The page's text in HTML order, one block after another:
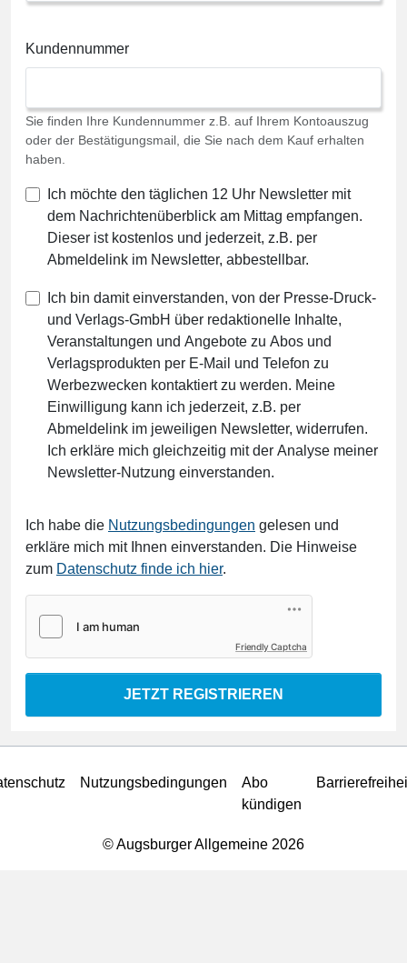
Kundennummer
Sie finden Ihre Kundennummer z.B. auf Ihrem Kontoauszug
oder der Bestätigungsmail, die Sie nach dem Kauf erhalten
haben.
Ich möchte den täglichen 12 Uhr Newsletter mit
dem Nachrichtenüberblick am Mittag empfangen.
Dieser ist kostenlos und jederzeit, z.B. per
Abmeldelink im Newsletter, abbestellbar.
Ich bin damit einverstanden, von der Presse-Druck-
und Verlags-GmbH über redaktionelle Inhalte,
Veranstaltungen und Angebote zu Abos und
Verlagsprodukten per E-Mail und Telefon zu
Werbezwecken kontaktiert zu werden. Meine
Einwilligung kann ich jederzeit, z.B. per
Abmeldelink im jeweiligen Newsletter, widerrufen.
Ich erkläre mich gleichzeitig mit der Analyse meiner
Newsletter-Nutzung einverstanden.
Ich habe die Nutzungsbedingungen gelesen und
erkläre mich mit Ihnen einverstanden. Die Hinweise
zum Datenschutz finde ich hier.
Friendly Captcha
JETZT REGISTRIEREN
Nutzungsbedingungen
Abo
kündigen
© Augsburger Allgemeine 2026